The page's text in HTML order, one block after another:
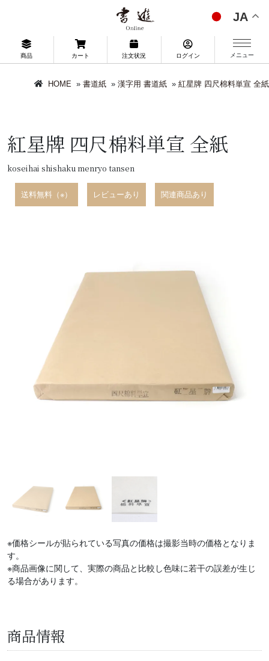
JA
商品 カート 注文状況 ログイン メニュー
HOME » 書道紙 » 漢字用 書道紙 » 紅星牌 四尺棉料単宣 全紙
紅星牌 四尺棉料単宣 全紙
koseihai shishaku menryo tansen
送料無料（※） レビューあり 関連商品あり
※価格シールが貼られている写真の価格は撮影当時の価格となりま
す。
※商品画像に関して、実際の商品と比較し色味に若干の誤差が生じ
る場合があります。
商品情報